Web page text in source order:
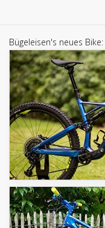
Bügeleisen's neues Bike: